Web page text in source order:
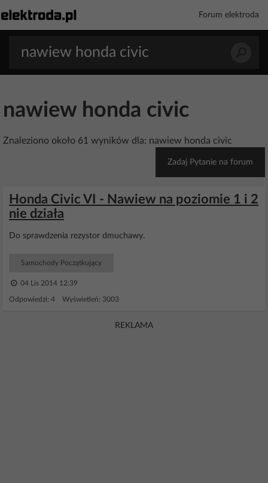
Forum elektroda
nawiew honda civic
Znaleziono około 61 wyników dla: nawiew honda civic
Zadaj Pytanie na forum
Honda Civic VI - Nawiew na poziomie 1 i 2
nie działa
Do sprawdzenia rezystor dmuchawy.
Samochody Początkujący
04 Lis 2014 12:39
Odpowiedzi: 4 Wyświetleń: 3003
REKLAMA